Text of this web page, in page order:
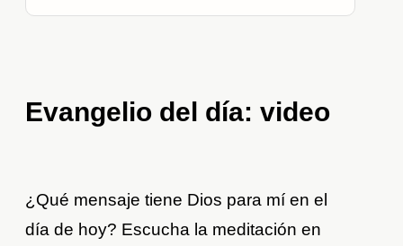
Evangelio del día: video
¿Qué mensaje tiene Dios para mí en el
día de hoy? Escucha la meditación en